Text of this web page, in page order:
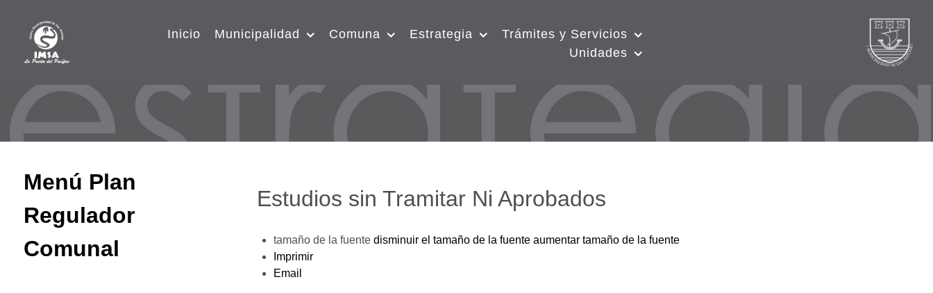
Inicio Municipalidad Comuna Estrategia
Trámites y Servicios
Unidades
Menú Plan
Regulador
Comunal
Estudios sin Tramitar Ni Aprobados
tamaño de la fuente disminuir el tamaño de la fuente aumentar tamaño de la fuente
Imprimir
Email